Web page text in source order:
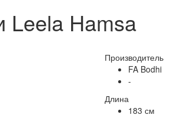
Leela Hamsa
Производитель
FA Bodhi
-
Длина
183 см